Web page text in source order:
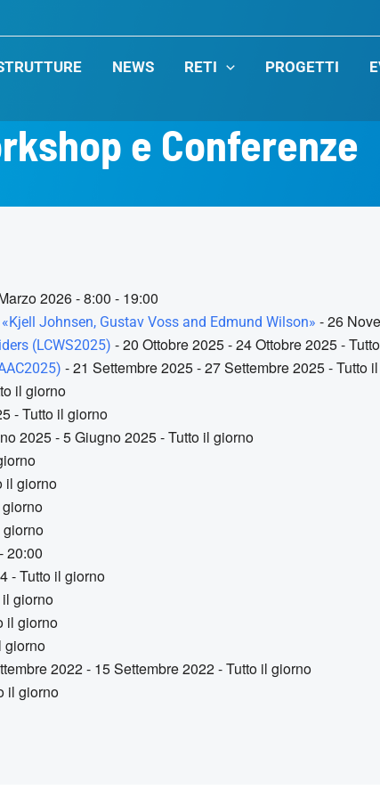
NEWS RETI PROGETTI
e Conferenze
2026 - 8:00 - 19:00
Johnsen, Gustav Voss and Edmund Wilson» - 26
(LCWS2025) - 20 Ottobre 2025 - 24 Ottobre 2025 -
- 21 Settembre 2025 - 27 Settembre 2025 - Tutto
il giorno
- Tutto il giorno
2025 - 5 Giugno 2025 - Tutto il giorno
il giorno
giorno
20:00
- Tutto il giorno
giorno
il giorno
giorno
2022 - 15 Settembre 2022 - Tutto il giorno
il giorno